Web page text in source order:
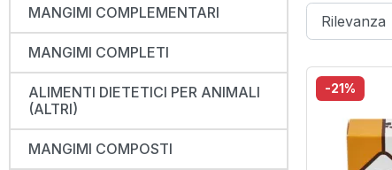
MANGIMI COMPLEMENTARI
MANGIMI COMPLETI
ALIMENTI DIETETICI PER ANIMALI
(ALTRI)
MANGIMI COMPOSTI
-21%